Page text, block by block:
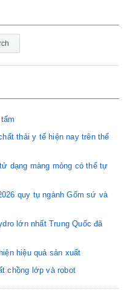
thải y tế hiện nay trên thế
dạng màng mỏng có thể tự
quy tụ ngành Gốm sứ và
lớn nhất Trung Quốc đã
hiệu quả sản xuất
chồng lớp và robot